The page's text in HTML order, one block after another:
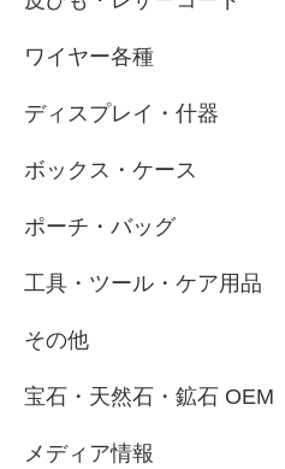
ワイヤー各種
ディスプレイ・什器
ボックス・ケース
ポーチ・バッグ
工具・ツール・ケア用品
その他
宝石・天然石・鉱石 OEM
メディア情報